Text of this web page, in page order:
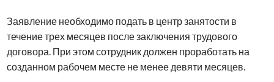
Заявление необходимо подать в центр занятости в
течение трех месяцев после заключения трудового
договора. При этом сотрудник должен проработать на
созданном рабочем месте не менее девяти месяцев.